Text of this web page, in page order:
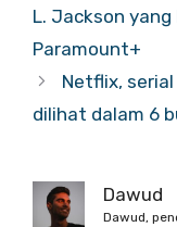
L. Jackson
Paramount+
Netflix,
dilihat dalam 6
Dawud
Dawud,